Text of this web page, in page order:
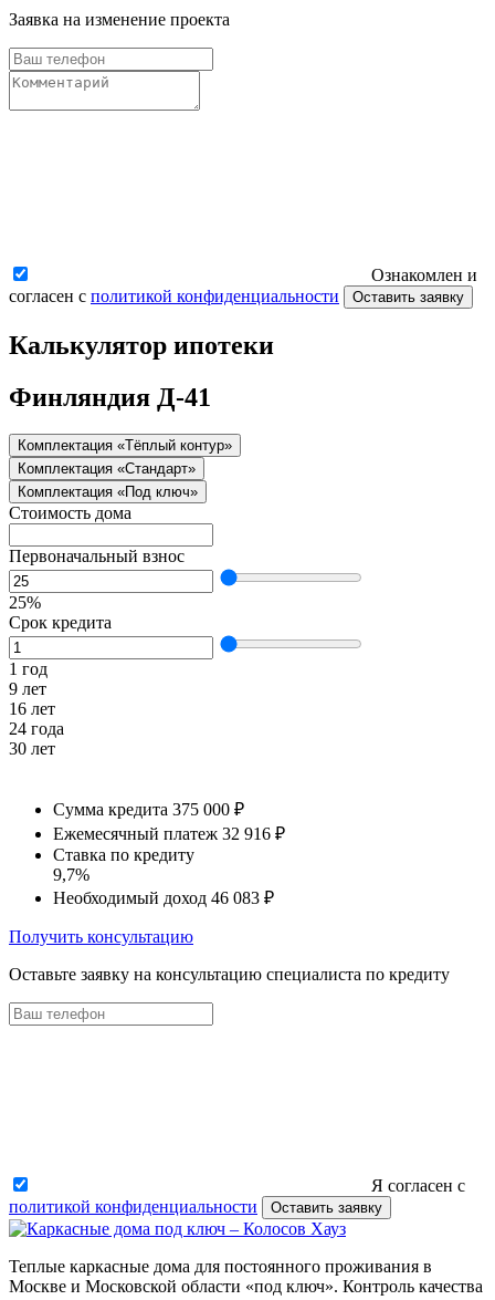
Заявка на изменение проекта
Ознакомлен и
согласен с политикой конфиденциальности Оставить заявку
Калькулятор ипотеки
Финляндия Д-41
Комплектация «Тёплый контур»
Комплектация «Стандарт»
Комплектация «Под ключ»
Стоимость дома
Первоначальный взнос
25%
Срок кредита
1 год
9 лет
16 лет
24 года
30 лет
Сумма кредита 375 000 ₽
Ежемесячный платеж 32 916 ₽
Ставка по кредиту
9,7%
Необходимый доход 46 083 ₽
Получить консультацию
Оставьте заявку на консультацию специалиста по кредиту
Я согласен с
политикой конфиденциальности
Оставить заявку
Теплые каркасные дома для постоянного проживания в
Москве и Московской области «под ключ». Контроль качества